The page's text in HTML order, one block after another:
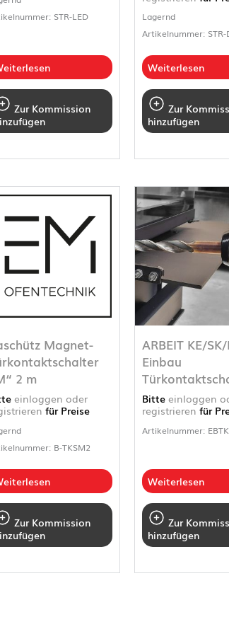
STR-LED
Zur Kommission
Lagernd
Artikelnummer: STR-
Weiterlesen
Zur
hinzufügen
Magnet-
2 m
einloggen oder
für Preise
B-TKSM2
Zur Kommission
ARBEIT KE/
Einbau
Bitte einloggen
registrieren für
Artikelnummer:
Weiterlesen
Zur
hinzufügen